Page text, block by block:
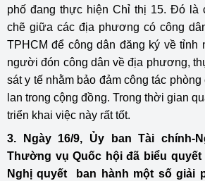
phố đang thực hiện Chỉ thị 15. Đó là
chẽ giữa các địa phương có công
TPHCM để công dân đăng ký về tỉnh
người đón công dân về địa phương,
sát y tế nhằm bảo đảm công tác
lan trong cộng đồng. Trong thời gian
triển khai việc này rất tốt.
3. Ngày 16/9, Ủy ban Tài chính-
Thường vụ Quốc hội đã biểu
Nghị quyết ban hành một số giải